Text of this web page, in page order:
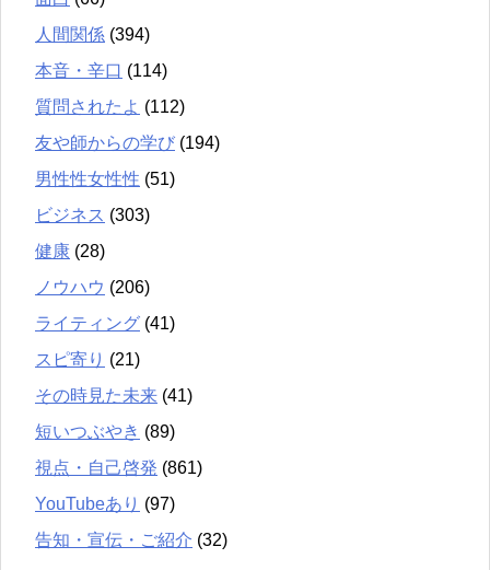
人間関係 (394)
本音・辛口 (114)
質問されたよ (112)
友や師からの学び (194)
男性性女性性 (51)
ビジネス (303)
健康 (28)
ノウハウ (206)
ライティング (41)
スピ寄り (21)
その時見た未来 (41)
短いつぶやき (89)
視点・自己啓発 (861)
YouTubeあり (97)
告知・宣伝・ご紹介 (32)